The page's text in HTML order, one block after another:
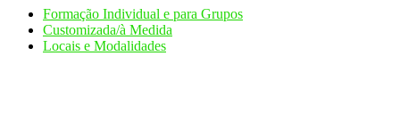
Formação Individual e para Grupos
Customizada/à Medida
Locais e Modalidades